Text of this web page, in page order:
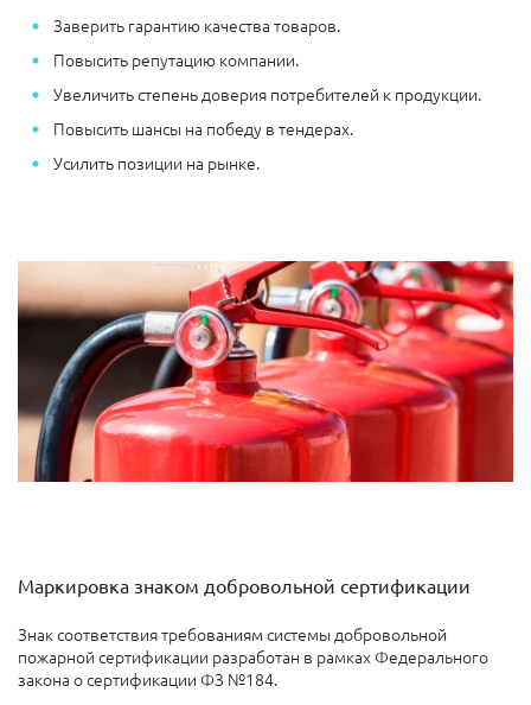
Заверить гарантию качества товаров.
Повысить репутацию компании.
Увеличить степень доверия потребителей к продукции.
Повысить шансы на победу в тендерах.
Усилить позиции на рынке.
Маркировка знаком добровольной сертификации
Знак соответствия требованиям системы добровольной
пожарной сертификации разработан в рамках Федерального
закона о сертификации ФЗ №184.